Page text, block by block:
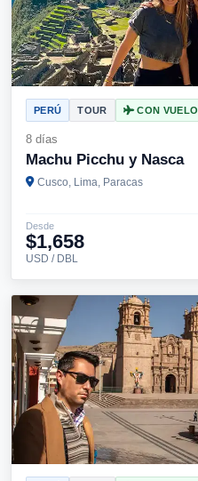
PERÚ TOUR CON VUELO
8 días
Machu Picchu y Nasca
Cusco, Lima, Paracas
Desde
$1,658
USD / DBL